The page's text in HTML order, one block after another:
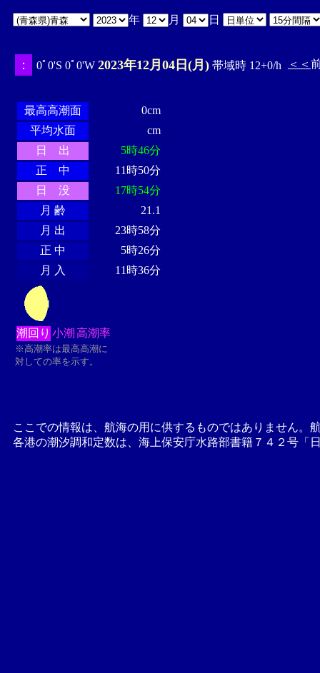
年 月 日
： 0ﾟ0'S 0ﾟ0'W 2023年12月04日(月) 帯域時 12+0/h ＜＜
最高高潮面
0cm
平均水面
cm
日 出
5時46分
正 中
11時50分
日 没
17時54分
月 齢
21.1
月 出
23時58分
正 中
5時26分
月 入
11時36分
潮回り 小潮 高潮率
※高潮率は最高高潮に
対しての率を示す。
ここでの情報は、航海の用に供するものではありません。
各港の潮汐調和定数は、海上保安庁水路部書籍７４２号「